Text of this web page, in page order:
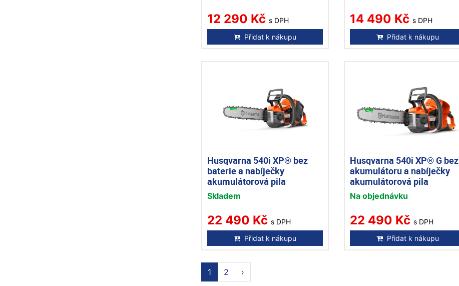
12 290 Kč s DPH
Přidat k nákupu
14 490 Kč s DPH
Přidat k nákupu
Husqvarna 540i XP® bez
baterie a nabíječky
akumulátorová pila
Skladem
22 490 Kč s DPH
Přidat k nákupu
Husqvarna 540i XP® G bez
akumulátoru a nabíječky
akumulátorová pila
Na objednávku
22 490 Kč s DPH
Přidat k nákupu
1 2 ›